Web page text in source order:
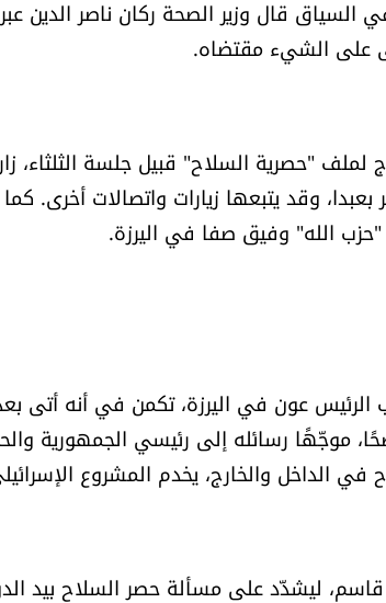
على الشيء مقتضاه.
لملف "حصرية السلاح" قبيل جلسة الثلثاء،
وقد يتبعها زيارات واتصالات أخرى.
الله" وفيق صفا في اليرزة.
عون في اليرزة، تكمن في أنه أتى
موجّهًا رسائله إلى رئيسي الجمهورية
الداخل والخارج، يخدم المشروع
ليشدّد على مسألة حصر السلاح بيد